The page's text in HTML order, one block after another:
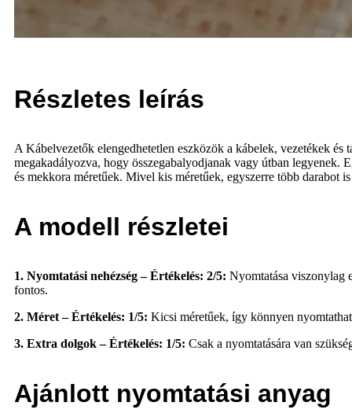
Részletes leírás
A Kábelvezetők elengedhetetlen eszközök a kábelek, vezetékek és
megakadályozva, hogy összegabalyodjanak vagy útban legyenek.
és mekkora méretűek. Mivel kis méretűek, egyszerre több
A modell részletei
1. Nyomtatási nehézség – Értékelés: 2/5: Nyomtatása viszonylag
fontos.
2. Méret – Értékelés: 1/5: Kicsi méretűek, így könnyen
3. Extra dolgok – Értékelés: 1/5: Csak a nyomtatására van
Ajánlott nyomtatási anyag